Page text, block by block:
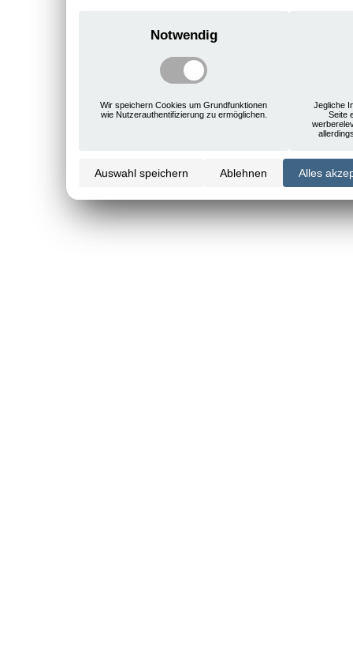
Notwendig
Wir speichern Cookies um Grundfunktionen
wie Nutzerauthentifizierung zu ermöglichen.
Jegliche
Seite
Auswahl speichern Ablehnen Alles